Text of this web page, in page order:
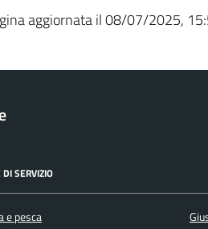
aggiornata il 08/07/2025,
DI SERVIZIO
e pesca